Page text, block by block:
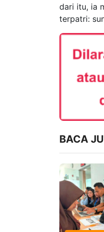
dari itu, ia
terpatri:
BACA